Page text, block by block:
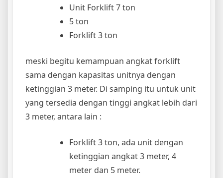
Unit Forklift 7 ton
5 ton
Forklift 3 ton
meski begitu kemampuan angkat forklift
sama dengan kapasitas unitnya dengan
ketinggian 3 meter. Di samping itu untuk unit
yang tersedia dengan tinggi angkat lebih dari
3 meter, antara lain :
Forklift 3 ton, ada unit dengan
ketinggian angkat 3 meter, 4
meter dan 5 meter.